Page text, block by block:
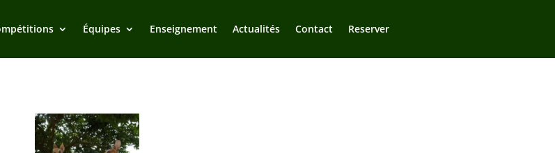
Équipes Enseignement Actualités Contact Reserver